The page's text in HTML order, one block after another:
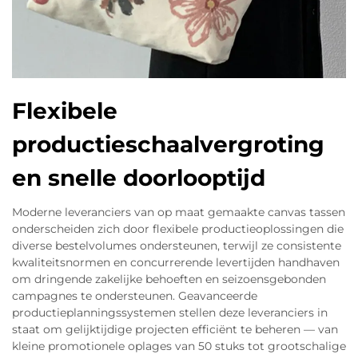
Flexibele
productieschaalvergroting
en snelle doorlooptijd
Moderne leveranciers van op maat gemaakte canvas tassen
onderscheiden zich door flexibele productieoplossingen die
diverse bestelvolumes ondersteunen, terwijl ze consistente
kwaliteitsnormen en concurrerende levertijden handhaven
om dringende zakelijke behoeften en seizoensgebonden
campagnes te ondersteunen. Geavanceerde
productieplanningssystemen stellen deze leveranciers in
staat om gelijktijdige projecten efficiënt te beheren — van
kleine promotionele oplages van 50 stuks tot grootschalige